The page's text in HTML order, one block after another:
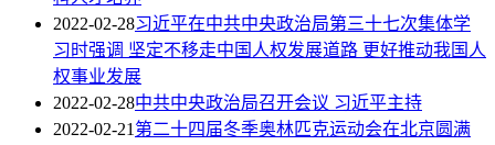
2022-02-28习近平在中共中央政治局第三十七次集体学
习时强调 坚定不移走中国人权发展道路 更好推动我国人
权事业发展
2022-02-28中共中央政治局召开会议 习近平主持
2022-02-21第二十四届冬季奥林匹克运动会在北京圆满